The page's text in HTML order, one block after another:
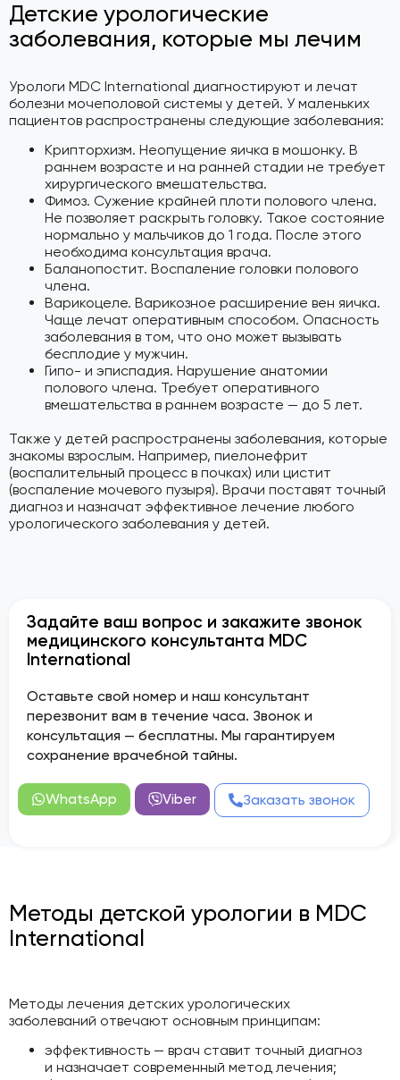
Детские урологические
заболевания, которые мы лечим
Урологи MDC International диагностируют и лечат
болезни мочеполовой системы у детей. У маленьких
пациентов распространены следующие заболевания:
Крипторхизм. Неопущение яичка в мошонку. В
раннем возрасте и на ранней стадии не требует
хирургического вмешательства.
Фимоз. Сужение крайней плоти полового члена.
Не позволяет раскрыть головку. Такое состояние
нормально у мальчиков до 1 года. После этого
необходима консультация врача.
Баланопостит. Воспаление головки полового
члена.
Варикоцеле. Варикозное расширение вен яичка.
Чаще лечат оперативным способом. Опасность
заболевания в том, что оно может вызывать
бесплодие у мужчин.
Гипо- и эписпадия. Нарушение анатомии
полового члена. Требует оперативного
вмешательства в раннем возрасте — до 5 лет.
Также у детей распространены заболевания, которые
знакомы взрослым. Например, пиелонефрит
(воспалительный процесс в почках) или цистит
(воспаление мочевого пузыря). Врачи поставят точный
диагноз и назначат эффективное лечение любого
урологического заболевания у детей.
Задайте ваш вопрос и закажите звонок
медицинского консультанта MDC
International
Оставьте свой номер и наш консультант
перезвонит вам в течение часа. Звонок и
консультация — бесплатны. Мы гарантируем
сохранение врачебной тайны.
WhatsApp Viber Заказать звонок
Методы детской урологии в MDC
International
Методы лечения детских урологических
заболеваний отвечают основным принципам:
эффективность — врач ставит точный диагноз
и назначает современный метод лечения;